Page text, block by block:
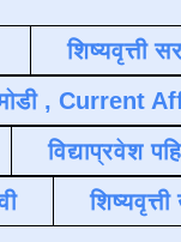
शिष्यवृत्ती
, Current
विद्याप्रवेश